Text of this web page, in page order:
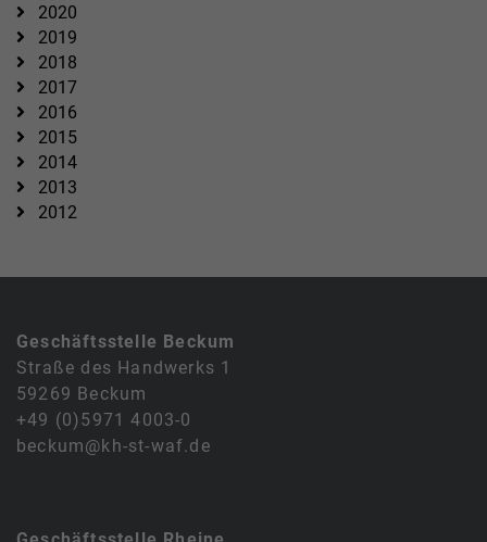
2020
2019
2018
2017
2016
2015
2014
2013
2012
Geschäftsstelle Beckum
Straße des Handwerks 1
59269 Beckum
+49 (0)5971 4003-0
beckum@kh-st-waf.de